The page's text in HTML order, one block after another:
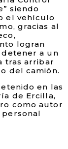
siendo
el vehículo
gracias al
logran
a un
tras arribar
del camión.
en las
de Ercilla,
como autor